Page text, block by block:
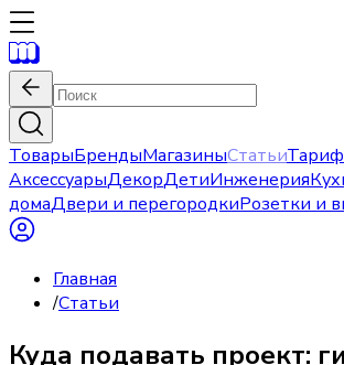
ТоварыБрендыМагазиныСтатьи
АксессуарыДекорДетиИнженерия
домаДвери и перегородкиРозетки и
Главная
/Статьи
Куда подавать проект: